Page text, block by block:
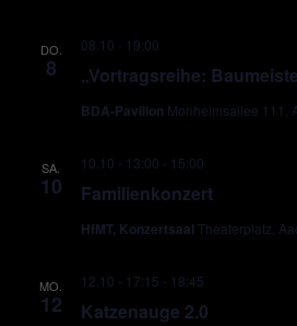
DO.
8 „Vortragsreihe:
08.10 - 19:00
BDA-Pavillon Monheimsallee 111,
SA.
10 Familienkonzert
10.10 - 13:00 - 15:00
HfMT, Konzertsaal Theaterplatz,
MO.
12 Katzenauge 2.0
12.10 - 17:15 - 18:45